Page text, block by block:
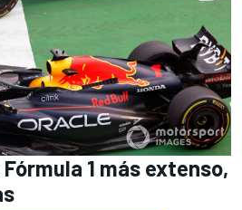
1 más extenso,